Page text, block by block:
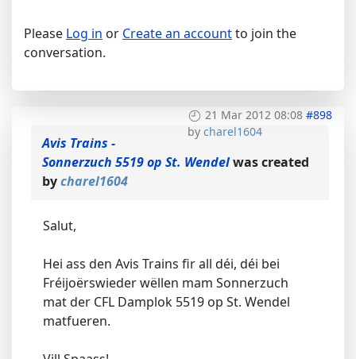
Please Log in or Create an accountto join the
conversation.
21 Mar 2012 08:08 #898
by charel1604
Avis Trains -
Sonnerzuch 5519 op St. Wendelwas created
bycharel1604
Salut,
Hei ass den Avis Trains fir all déi, déi bei
Fréijoërswieder wëllen mam Sonnerzuch
mat der CFL Damplok 5519 op St. Wendel
matfueren.